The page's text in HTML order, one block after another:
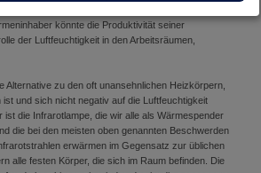
könnte die Produktivität seiner
der Luftfeuchtigkeit in den Arbeitsräumen,
Alternative zu den oft unansehnlichen Heizkörpern,
und sich nicht negativ auf die Luftfeuchtigkeit
die Infrarotlampe, die wir alle als Wärmespender
die bei den meisten oben genannten Beschwerden
erwärmen im Gegensatz zur üblichen
alle festen Körper, die sich im Raum befinden. Die